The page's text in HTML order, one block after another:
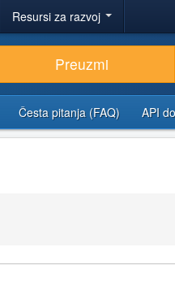
Resursi za razvoj
Preuzmi
Česta pitanja (FAQ) API